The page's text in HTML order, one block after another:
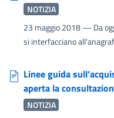
NOTIZIA
23 maggio 2018— Da
si interfacciano
Linee guida
aperta la
NOTIZIA